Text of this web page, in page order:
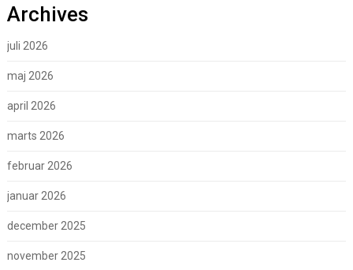
Archives
juli 2026
maj 2026
april 2026
marts 2026
februar 2026
januar 2026
december 2025
november 2025